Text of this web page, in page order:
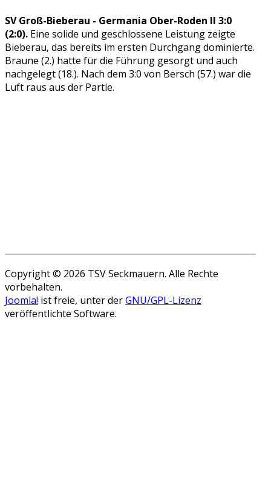
SV Groß-Bieberau - Germania Ober-Roden II 3:0
(2:0). Eine solide und geschlossene Leistung zeigte
Bieberau, das bereits im ersten Durchgang dominierte.
Braune (2.) hatte für die Führung gesorgt und auch
nachgelegt (18.). Nach dem 3:0 von Bersch (57.) war die
Luft raus aus der Partie.
Copyright © 2026 TSV Seckmauern. Alle Rechte
vorbehalten.
Joomla! ist freie, unter derGNU/GPL-Lizenz
veröffentlichte Software.